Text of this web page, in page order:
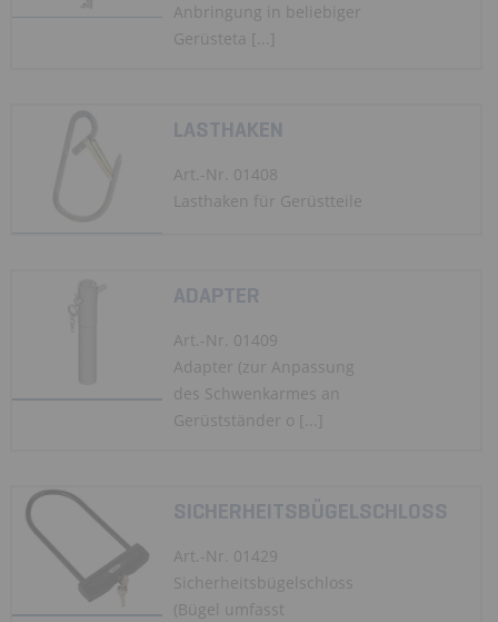
Anbringung in beliebiger
Gerüsteta [...]
LASTHAKEN
Art.-Nr. 01408
Lasthaken für Gerüstteile
ADAPTER
Art.-Nr. 01409
Adapter (zur Anpassung
des Schwenkarmes an
Gerüstständer o [...]
SICHERHEITSBÜGELSCHLOSS
Art.-Nr. 01429
Sicherheitsbügelschloss
(Bügel umfasst